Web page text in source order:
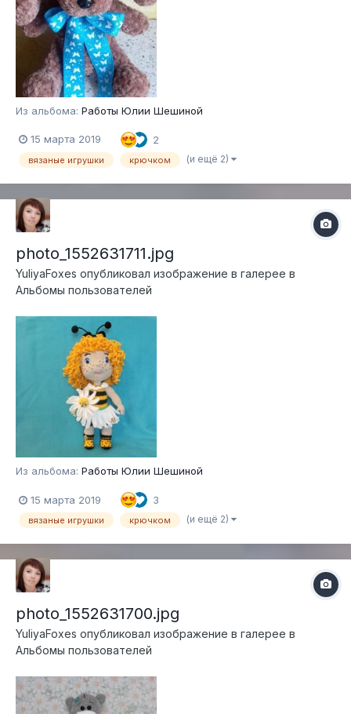
Из альбома: Работы Юлии Шешиной
15 марта 2019 2
вязаные игрушки крючком (и ещё 2)
photo_1552631711.jpg
YuliyaFoxes опубликовал изображение в галерее в
Альбомы пользователей
Из альбома: Работы Юлии Шешиной
15 марта 2019 3
вязаные игрушки крючком (и ещё 2)
photo_1552631700.jpg
YuliyaFoxes опубликовал изображение в галерее в
Альбомы пользователей